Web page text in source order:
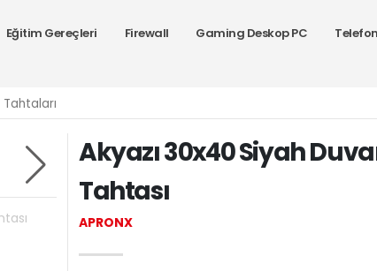
Eğitim Gereçleri Firewall Gaming Deskop PC
Akyazı 30x40 Siyah
Tahtası
APRONX